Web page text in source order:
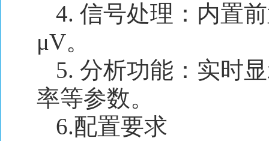
4. 信号处理：内置
μV。
5. 分析功能：实时
率等参数。
6.配置要求